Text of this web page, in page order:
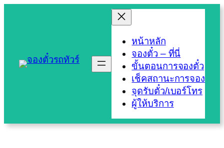
หน้าหลัก
จองตั๋ว – ที่นี่
ขั้นตอนการจองตั๋ว
เช็คสถานะการจอง
จุดรับตั๋ว/เบอร์โทร
ผู้ให้บริการ